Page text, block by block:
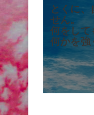
とくに
せん。
何をして
何かを強